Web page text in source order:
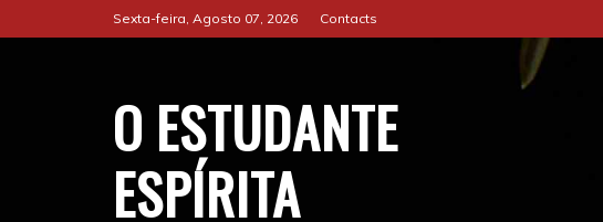
to
Sexta-feira, Agosto 07, 2026 Contacts
O ESTUDANTE
ESPÍRITA